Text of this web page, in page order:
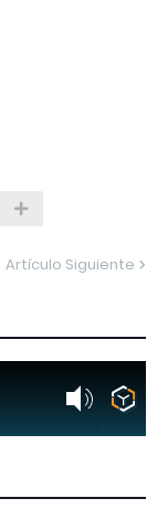
Artículo Siguiente